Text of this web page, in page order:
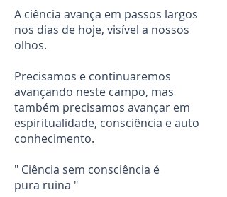
A ciência avança em passos largos
nos dias de hoje, visível a nossos
olhos.
Precisamos e continuaremos
avançando neste campo, mas
também precisamos avançar em
espiritualidade, consciência e auto
conhecimento.
" Ciência sem consciência é
pura ruina "